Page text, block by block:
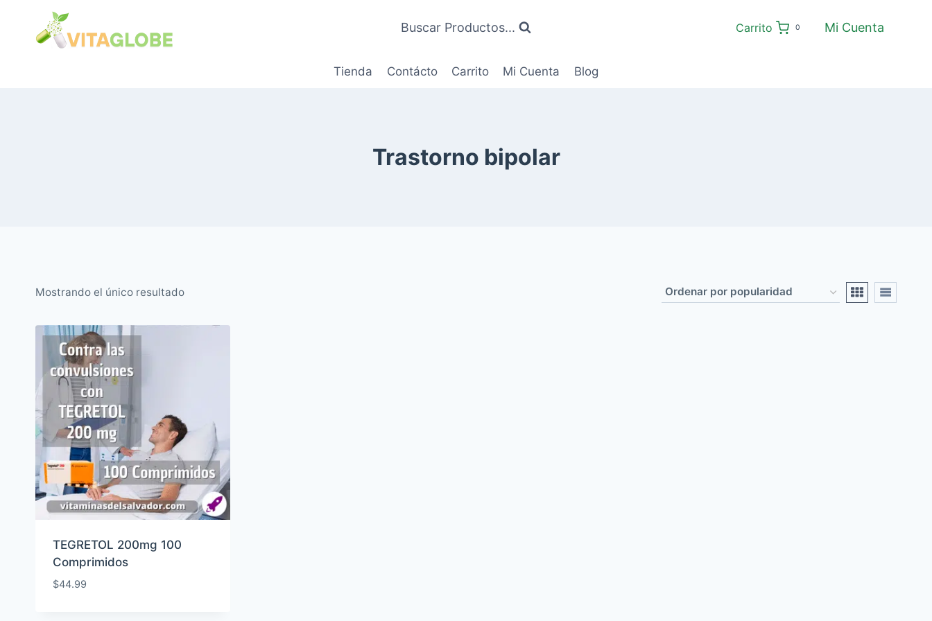
Contenido
Buscar Productos... Carrito 0 Mi Cuenta
Tienda Contácto Carrito Mi Cuenta Blog
Trastorno bipolar
Mostrando el único resultado
TEGRETOL 200mg 100
Comprimidos
$44.99